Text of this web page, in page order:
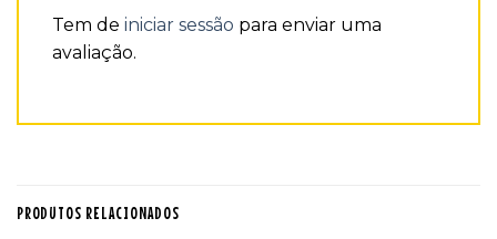
Tem de iniciar sessão para enviar uma
avaliação.
PRODUTOS RELACIONADOS